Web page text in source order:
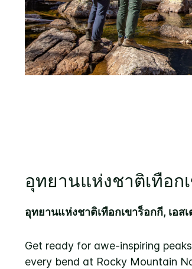
อุทยานแห่งชาติเทือก
อุทยานแห่งชาติเทือกเขาร็อกกี, เอส
Get ready for awe-inspiring
every bend at Rocky Mountain